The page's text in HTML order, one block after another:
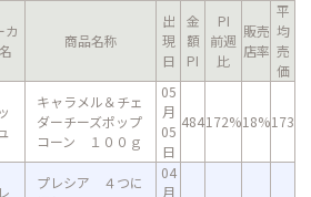
カ
商品名称
出
現
日
金
額
PI
PI
前週
比
販売
店率
平
均
売
価
キャラメル＆チェ
ダーチーズポップ
コーン １００ｇ
05
月
05
日
484172%18%173
プレシア ４つに
04
月